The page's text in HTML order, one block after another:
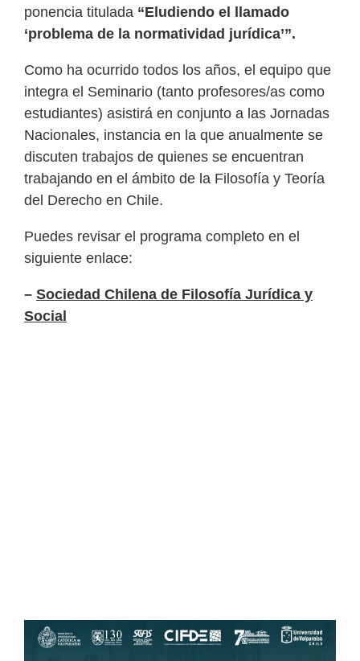
ponencia titulada “Eludiendo el llamado
‘problema de la normatividad jurídica’”.
Como ha ocurrido todos los años, el equipo que
integra el Seminario (tanto profesores/as como
estudiantes) asistirá en conjunto a las Jornadas
Nacionales, instancia en la que anualmente se
discuten trabajos de quienes se encuentran
trabajando en el ámbito de la Filosofía y Teoría
del Derecho en Chile.
Puedes revisar el programa completo en el
siguiente enlace:
– Sociedad Chilena de Filosofía Jurídica y
Social